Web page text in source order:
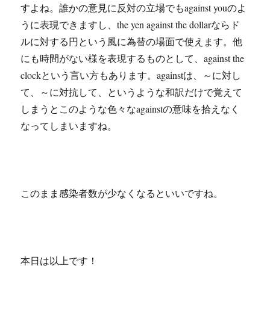
すよね。誰かの意見に反対の立場でもagainst youのよ
うに表現できますし、the yen against the dollarならド
ルに対する円という風に為替の場面で使えます。他
にも時間がない様を表現するものとして、against the
clockという言い方もあります。againstは、～に対し
て、～に対抗して、というような和訳だけで覚えて
しまうとこのような色々なagainstの意味を拾えなく
なってしまいますね。
このまま感染者数が少なくなるといいですね。
本日は以上です！